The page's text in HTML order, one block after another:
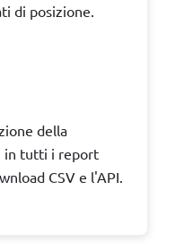
di posizione.
della
in tutti i report
CSV e l'API.